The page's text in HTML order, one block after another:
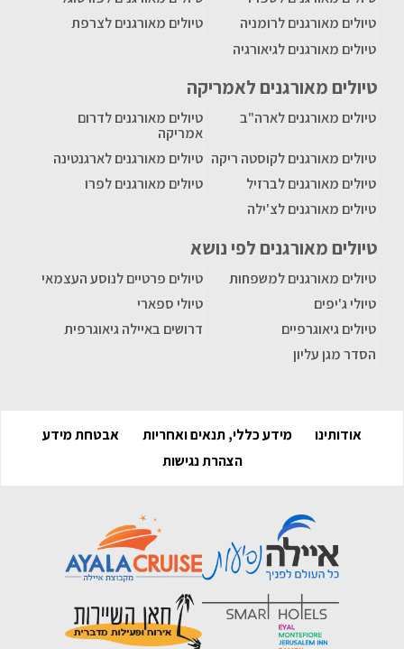
טיולים מאורגנים לרומניה
טיולים מאורגנים לצרפת
טיולים מאורגנים לגיאורגיה
טיולים מאורגנים לאמריקה
טיולים מאורגנים לארה"ב
טיולים מאורגנים לדרום
אמריקה
טיולים מאורגנים לקוסטה ריקה טיולים מאורגנים לארגנטינה
טיולים מאורגנים לברזיל
טיולים מאורגנים לפרו
טיולים מאורגנים לצ'ילה
טיולים מאורגנים לפי נושא
טיולים מאורגנים למשפחות
טיולים פרטיים לנוסע העצמאי
טיולי ג'יפים
טיולי ספארי
טיולים גיאוגרפיים
דרושים באיילה גיאוגרפית
הסדר מגן עליון
אודותינו מידע כללי, תנאים ואחריות
אבטחת מידע
הצהרת נגישות